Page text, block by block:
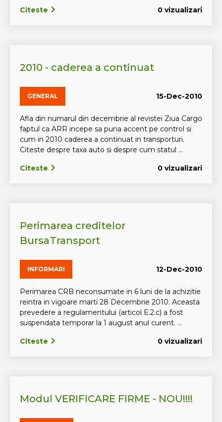
Citeste 0 vizualizari
2010 - caderea a continuat
GENERAL 15-Dec-2010
Afla din numarul din decembrie al revistei Ziua Cargo
faptul ca ARR incepe sa puna accent pe control si
cum in 2010 caderea a continuat in transporturi.
Citeste despre taxa auto si despre cum statul ...
Citeste 0 vizualizari
Perimarea creditelor
BursaTransport
INFORMARI 12-Dec-2010
Perimarea CRB neconsumate in 6 luni de la achizitie
reintra in vigoare marti 28 Decembrie 2010. Aceasta
prevedere a regulamentului (articol E.2.c) a fost
suspendata temporar la 1 august anul curent. ...
Citeste 0 vizualizari
Modul VERIFICARE FIRME - NOU!!!!